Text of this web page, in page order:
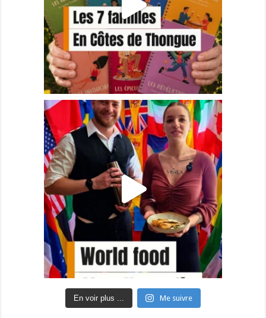
En voir plus ... Me suivre